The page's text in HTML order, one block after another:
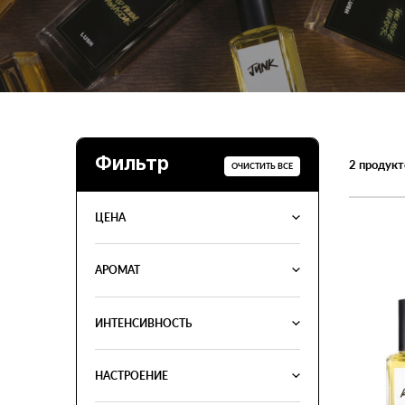
Фильтр
ЦЕНА
АРОМАТ
ИНТЕНСИВНОСТЬ
НАСТРОЕНИЕ
ОЧИСТИТЬ ВСЕ 2